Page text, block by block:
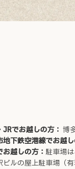
JRでお越しの方 ： 博
地下鉄空港線でお越
お越しの方 ： 駐車場
ビルの屋上駐車場（有